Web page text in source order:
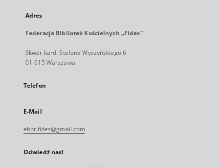
Adres
Federacja Bibliotek Kościelnych „Fides”
Skwer kard. Stefana Wyszyńskiego 6
01-015 Warszawa
Telefon
E-Mail
ebnt.fides@gmail.com
Odwiedź nas!